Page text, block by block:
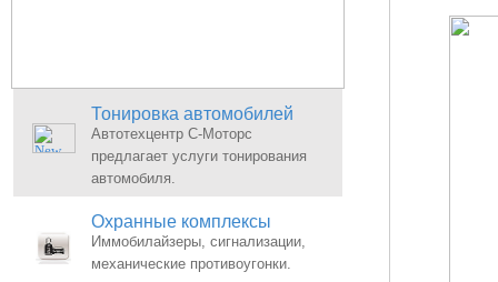
Тонировка автомобилей
Автотехцентр С-Моторс
предлагает услуги тонирования
автомобиля.
Охранные комплексы
Иммобилайзеры, сигнализации,
механические противоугонки.